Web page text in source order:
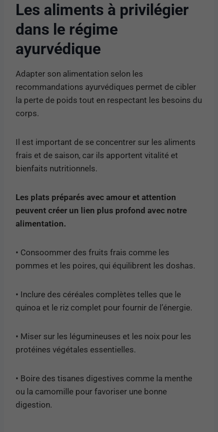
Les aliments à privilégier
dans le régime
ayurvédique
Adapter son alimentation selon les
recommandations ayurvédiques permet de cibler
la perte de poids tout en respectant les besoins du
corps.
Il est important de se concentrer sur les aliments
frais et de saison, car ils apportent vitalité et
bienfaits nutritionnels.
Les plats préparés avec amour et attention
peuvent créer un lien plus profond avec notre
alimentation.
• Consoommer des fruits frais comme les
pommes et les poires, qui équilibrent les doshas.
• Inclure des céréales complètes telles que le
quinoa et le riz complet pour fournir de l’énergie.
• Miser sur les légumineuses et les noix pour les
protéines végétales essentielles.
• Boire des tisanes digestives comme la menthe
ou la camomille pour favoriser une bonne
digestion.